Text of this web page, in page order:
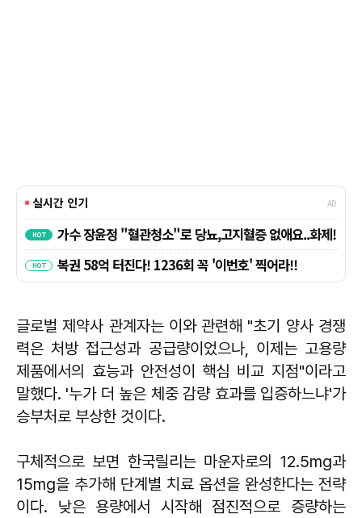
글로벌 제약사 관계자는 이와 관련해 "초기 양사 경쟁
력은 처방 접근성과 공급량이었으나, 이제는 고용량
제품에서의 효능과 안전성이 핵심 비교 지점"이라고
말했다. '누가 더 높은 체중 감량 효과를 입증하느냐'가
승부처로 부상한 것이다.
구체적으로 보면 한국릴리는 마운자로의 12.5mg과
15mg을 추가해 단계별 치료 옵션을 완성한다는 전략
이다. 낮은 용량에서 시작해 점진적으로 증량하는